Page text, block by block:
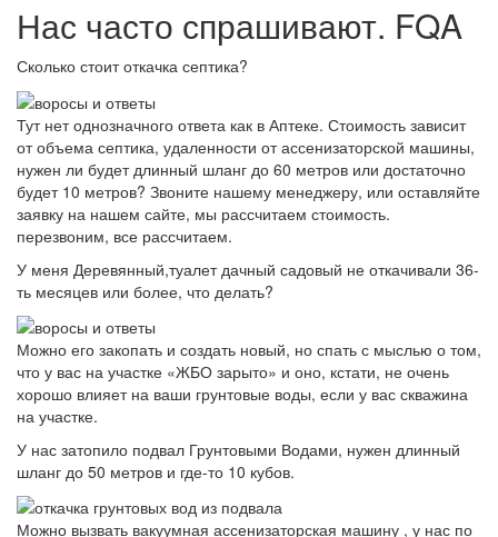
Нас часто спрашивают. FQA
Сколько стоит откачка септика?
Тут нет однозначного ответа как в Аптеке. Стоимость зависит
от объема септика, удаленности от ассенизаторской машины,
нужен ли будет длинный шланг до 60 метров или достаточно
будет 10 метров? Звоните нашему менеджеру, или оставляйте
заявку на нашем сайте, мы рассчитаем стоимость.
перезвоним, все рассчитаем.
У меня Деревянный,туалет дачный садовый не откачивали 36-
ть месяцев или более, что делать?
Можно его закопать и создать новый, но спать с мыслью о том,
что у вас на участке «ЖБО зарыто» и оно, кстати, не очень
хорошо влияет на ваши грунтовые воды, если у вас скважина
на участке.
У нас затопило подвал Грунтовыми Водами, нужен длинный
шланг до 50 метров и где-то 10 кубов.
Можно вызвать вакуумная ассенизаторская машину , у нас по